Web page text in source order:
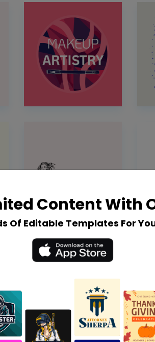
Content With
Of Editable Templates For